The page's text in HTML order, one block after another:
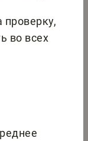
проверку,
во всех